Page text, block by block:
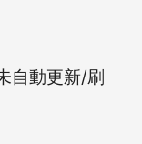
自動更新/刷